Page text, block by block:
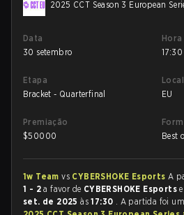
2025 CCT Season 3 European
Data
30 setembro
17:30
Etapa
Bracket - Quarterfinal
EU
Premiação
$50000
Best
1w Teamvs CYBERSHOKE EsportsA
1 - 2 a favor de CYBERSHOKE Esports
set. de 2025às17:30 . A partida foi